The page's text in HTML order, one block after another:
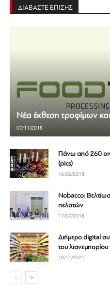
ΔΙΑΒΑΣΤΕ ΕΠΙΣΗΣ
Νέα έκθεση τροφίμων
07/11/2018
Πάνω από 260
(pics)
16/03/2018
Nobacco:
πελατών
17/07/2018
Διήμερο digital
του
18/11/2021